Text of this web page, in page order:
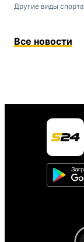
Другие виды спорта
Все новости